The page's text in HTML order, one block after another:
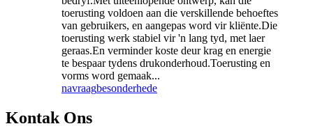
toerusting voldoen aan die verskillende behoeftes
van gebruikers, en aangepas word vir kliënte.Die
toerusting werk stabiel vir 'n lang tyd, met laer
geraas.En verminder koste deur krag en energie
te bespaar tydens drukonderhoud.Toerusting en
vorms word gemaak...
navraagbesonderhede
Kontak Ons